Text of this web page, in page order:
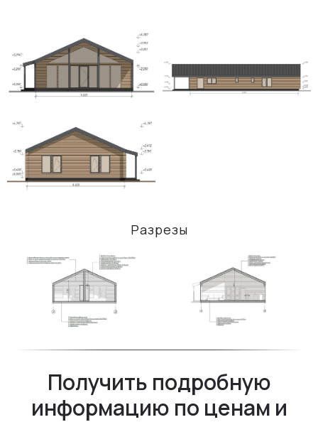
Разрезы
Получить подробную
информацию по ценам и
MAX-КАНАЛ
WHATSAPP
mail@ideadom.com
Свяжитесь с нами